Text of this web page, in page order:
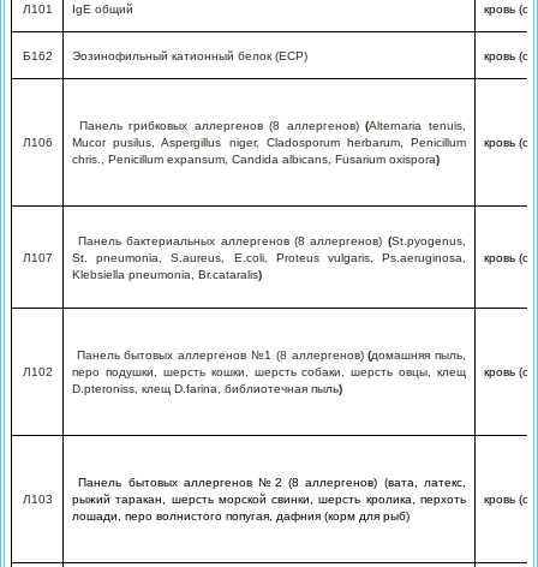
Л101 IgE общий кровь
Б162 Эозинофильный катионный белок (ECP) кровь
Л106
Панель грибковых аллергенов(8 аллергенов)(Alternaria tenuis,
Mucor pusilus, Aspergillus niger, Cladosporum herbarum, Penicillum
chris., Penicillum expansum, Candida albicans, Fusarium oxispora)
кровь
Л107
Панель бактериальных аллергенов (8 аллергенов) (St.pyogenus,
St. pneumonia, S.aureus, E.coli, Proteus vulgaris, Ps.aeruginosa,
Klebsiella pneumonia, Br.cataralis)
кровь
Л102
Панель бытовых аллергенов №1 (8 аллергенов)(домашняя пыль,
перо подушки, шерсть кошки, шерсть собаки, шерсть овцы, клещ
D.pteroniss, клещ D.farina, библиотечная пыль)
кровь
Л103
Панель бытовых аллергенов №2 (8 аллергенов) (вата, латекс,
рыжий таракан, шерсть морской свинки, шерсть кролика, перхоть
лошади, перо волнистого попугая, дафния (корм для рыб)
кровь